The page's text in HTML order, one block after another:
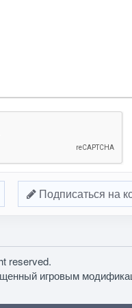
Подписаться на
reserved.
игровым